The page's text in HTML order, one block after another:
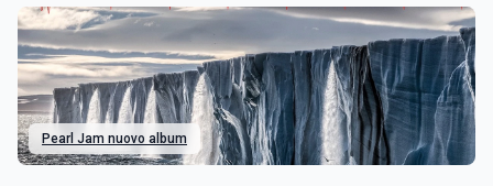
Pearl Jam nuovo album